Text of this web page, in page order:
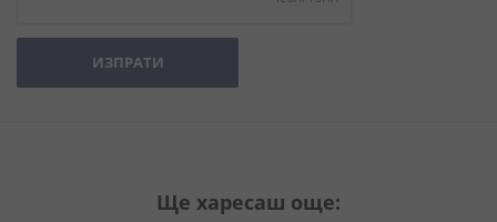
ИЗПРАТИ
Ще харесаш още: